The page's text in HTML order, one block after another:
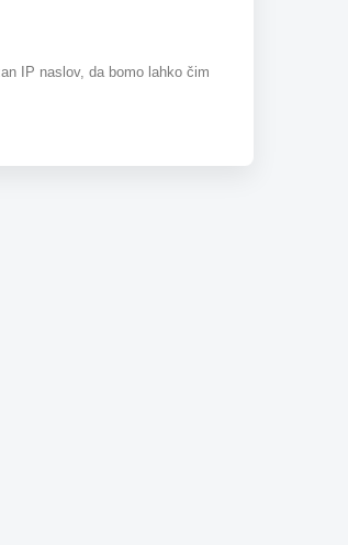
IP naslov, da bomo lahko čim